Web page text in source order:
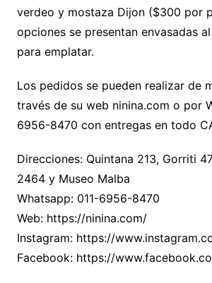
verdeo y mostaza Dijon ($300 por
opciones se presentan envasadas
para emplatar.
Los pedidos se pueden realizar de
través de su web ninina.com o por
6956-8470 con entregas en todo
Direcciones: Quintana 213, Gorriti
2464 y Museo Malba
Whatsapp: 011-6956-8470
Web: https://ninina.com/
Instagram: https://
Facebook: https://